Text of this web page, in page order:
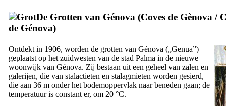
De Grotten van Génova (Coves de Gènova /
de Génova)
Ontdekt in 1906, worden de grotten van Génova („Genua”)
geplaatst op het zuidwesten van de stad Palma in de nieuwe
woonwijk van Génova. Zij bestaan uit een geheel van zalen en
galerijen, die van stalactieten en stalagmieten worden gesierd,
die aan 36 m onder het bodemoppervlak naar beneden gaan; de
temperatuur is constant er, om 20 °C.